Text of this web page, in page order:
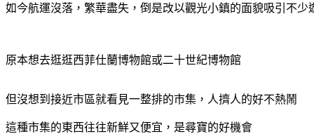
如今航運沒落，繁華盡失， 倒是改以觀光小鎮的面貌吸引不少
原本想去逛逛西菲仕蘭博物館或二十世紀博物館
但沒想到接近市區就看見一整排的市集，人擠人的好不熱鬧
這種市集的東西往往新鮮又便宜，是尋寶的好機會